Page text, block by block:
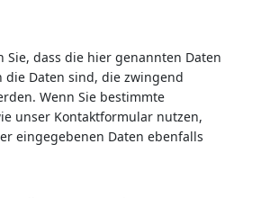
Sie, dass die hier genannten Daten
die Daten sind, die zwingend
Wenn Sie bestimmte
unser Kontaktformular nutzen,
eingegebenen Daten ebenfalls